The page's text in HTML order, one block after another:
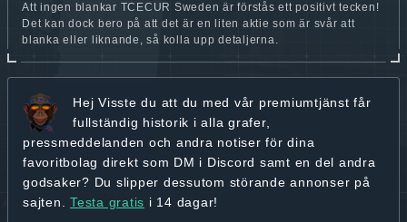
Att ingen blankar TCECUR Sweden är förstås ett positivt tecken!
Det kan dock bero på att det är en liten aktie som är svår att
blanka eller liknande, så kolla upp detaljerna.
Hej Visste du att du med vår premiumtjänst får
fullständig historik i alla grafer,
pressmeddelanden och andra notiser för dina
favoritbolag direkt som DM i Discord samt en del andra
godsaker? Du slipper dessutom störande annonser på
sajten. Testa gratis i 14 dagar!